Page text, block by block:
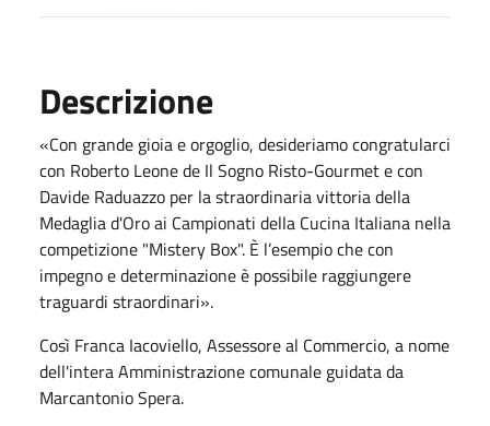
Descrizione
«Con grande gioia e orgoglio, desideriamo congratularci
con Roberto Leone de Il Sogno Risto-Gourmet e con
Davide Raduazzo per la straordinaria vittoria della
Medaglia d'Oro ai Campionati della Cucina Italiana nella
competizione "Mistery Box". È l’esempio che con
impegno e determinazione è possibile raggiungere
traguardi straordinari».
Così Franca Iacoviello, Assessore al Commercio, a nome
dell'intera Amministrazione comunale guidata da
Marcantonio Spera.